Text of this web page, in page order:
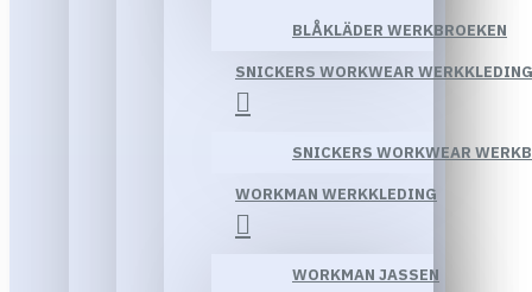
BLÅKLÄDER WERKBROEKEN
SNICKERS WORKWEAR WERKKLEDING
SNICKERS WORKWEAR
WORKMAN WERKKLEDING
WORKMAN JASSEN